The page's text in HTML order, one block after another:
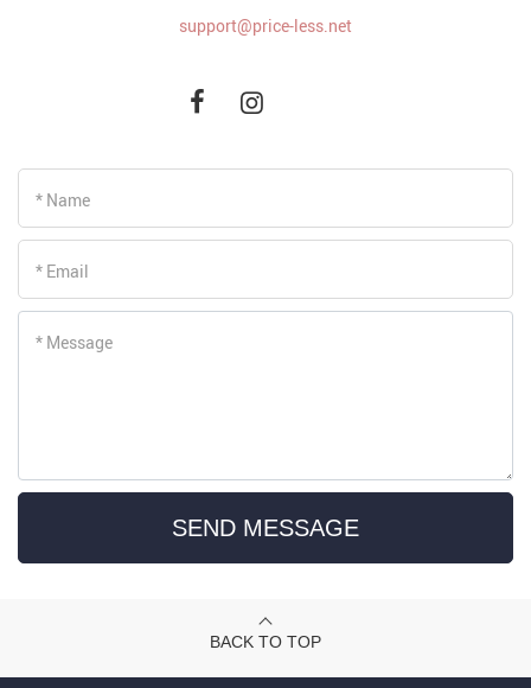
support@price-less.net
* Name
* Email
* Message
SEND MESSAGE
BACK TO TOP